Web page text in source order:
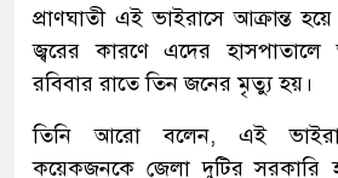
প্রাণঘাতী এই ভাইরাসে আক্রান্ত
জ্বরের কারণে এদের হাসপাতালে
রবিবার রাতে তিন জনের মৃত্যু হয়।
তিনি আরো বলেন, এই
কয়েকজনকে জেলা দুটির সরকারি